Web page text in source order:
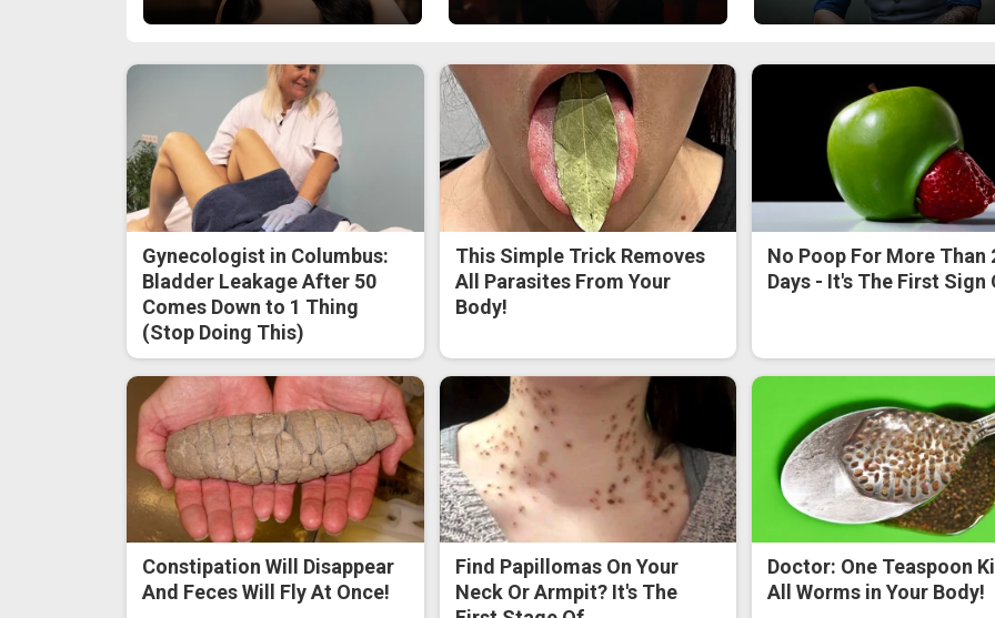
Gynecologist in Columbus:
Bladder Leakage After 50
Comes Down to 1 Thing
(Stop Doing This)
This Simple Trick Removes
All Parasites From Your
Body!
No Poop For More Than
Days - It's The First Sign
Constipation Will Disappear
And Feces Will Fly At Once!
Find Papillomas On Your
Neck Or Armpit? It's The
Doctor: One Teaspoon
All Worms in Your Body!